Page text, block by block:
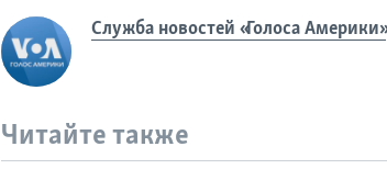
Служба новостей «Голоса Америки»
Читайте также